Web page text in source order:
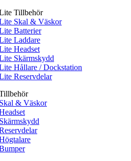
Tillbehör
Skal & Väskor
Batterier
Laddare
Headset
Skärmskydd
Hållare / Dockstation
Reservdelar
& Väskor